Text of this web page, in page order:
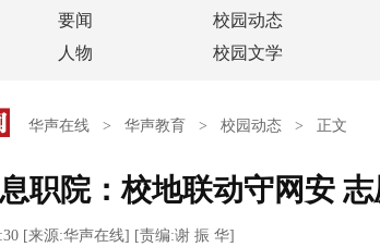
要闻 校园动态
人物
校园文学
华声在线 > 华声教育 > 校园动态 > 正文
职院：校地联动守网安
[来源:华声在线] [责编:谢 振 华]